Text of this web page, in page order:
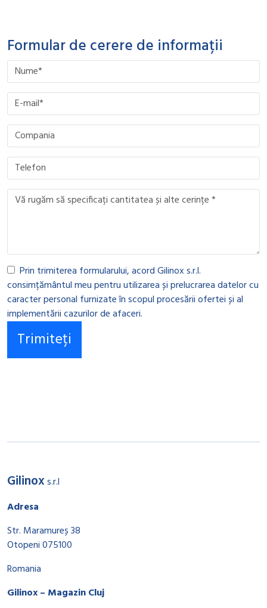
Formular de cerere de informații
Please leave this field empty.
Please leave this field empty.
Please leave this field empty.
Please leave this field empty.
Prin trimiterea formularului, acord Gilinox s.r.l.
consimțământul meu pentru utilizarea și prelucrarea datelor cu
caracter personal furnizate în scopul procesării ofertei și al
implementării cazurilor de afaceri.
Gilinoxs.r.l
Adresa
Str. Maramureș 38
Otopeni 075100
Romania
Gilinox – Magazin Cluj